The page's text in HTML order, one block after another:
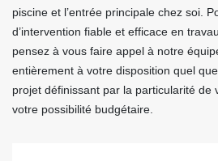
piscine et l’entrée principale chez soi.
d’intervention fiable et efficace en
pensez à vous faire appel à notre
entièrement à votre disposition quel
projet définissant par la particularité de
votre possibilité budgétaire.